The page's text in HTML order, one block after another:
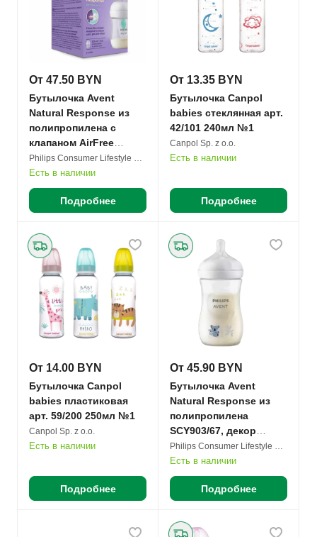
От 47.50 BYN
Бутылочка Avent
Natural Response из
полипропилена с
клапаном AirFree
SCY670/01, 87210
125мл №1
Philips Consumer Lifestyle B.V.
Есть в наличии
Подробнее
От 13.35 BYN
Бутылочка Canpol
babies стеклянная арт.
42/101 240мл №1
Canpol Sp. z o.o.
Есть в наличии
Подробнее
От 14.00 BYN
Бутылочка Canpol
babies пластиковая
арт. 59/200 250мл №1
Canpol Sp. z o.o.
Есть в наличии
Подробнее
От 45.90 BYN
Бутылочка Avent
Natural Response из
полипропилена
SCY903/67, декор
Коала, 87207 260мл №1
Philips Consumer Lifestyle B.V.
Есть в наличии
Подробнее